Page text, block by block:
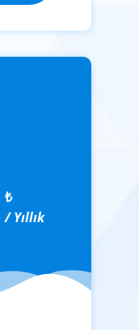
₺
/ Yıllık